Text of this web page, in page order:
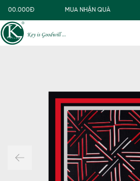
500.000Đ MUA NHẬN QUÀ